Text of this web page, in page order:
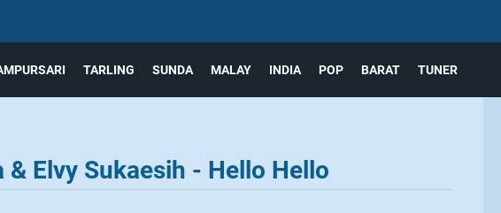
TARLING SUNDA MALAY INDIA POP BARAT TUNER
& Elvy Sukaesih - Hello Hello